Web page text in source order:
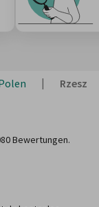
Bewertungen.